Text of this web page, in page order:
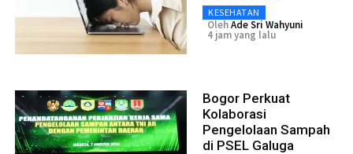
KESEHATAN
OlehAde Sri Wahyuni
4 jam yang lalu
Bogor Perkuat
Kolaborasi
Pengelolaan Sampah
di PSEL Galuga